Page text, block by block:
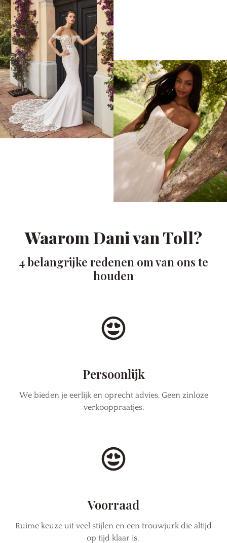
Waarom Dani van Toll?
4 belangrijke redenen om van ons te
houden
Persoonlijk
We bieden je eerlijk en oprecht advies. Geen zinloze
verkooppraatjes.
Voorraad
Ruime keuze uit veel stijlen en een trouwjurk die altijd
op tijd klaar is.